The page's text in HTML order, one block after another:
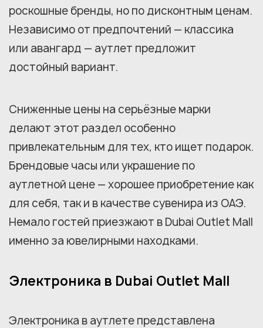
роскошные бренды, но по дисконтным ценам.
Независимо от предпочтений — классика
или авангард — аутлет предложит
достойный вариант.
Сниженные цены на серьёзные марки
делают этот раздел особенно
привлекательным для тех, кто ищет подарок.
Брендовые часы или украшение по
аутлетной цене — хорошее приобретение как
для себя, так и в качестве сувенира из ОАЭ.
Немало гостей приезжают в Dubai Outlet Mall
именно за ювелирными находками.
Электроника в Dubai Outlet Mall
Электроника в аутлете представлена